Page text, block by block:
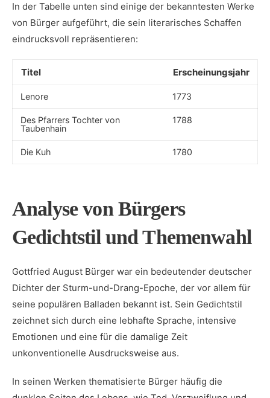
In der ​Tabelle unten sind einige der bekanntesten Werke
von Bürger ⁣aufgeführt, ⁣die sein literarisches Schaffen
eindrucksvoll repräsentieren:
Titel Erscheinungsjahr
Lenore 1773
Des Pfarrers Tochter von
Taubenhain
1788
Die Kuh 1780
Analyse von Bürgers
Gedichtstil und Themenwahl
Gottfried August Bürger war ein bedeutender deutscher
Dichter der Sturm-und-Drang-Epoche, der vor allem für
seine populären Balladen ⁢bekannt ist. Sein Gedichtstil
zeichnet sich durch ⁤eine lebhafte Sprache, intensive
Emotionen und eine für die damalige Zeit⁣
unkonventionelle Ausdrucksweise ⁤aus.
In ​seinen Werken thematisierte⁤ Bürger häufig die‌